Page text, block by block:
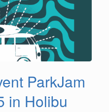
ParkJam
in Holibu